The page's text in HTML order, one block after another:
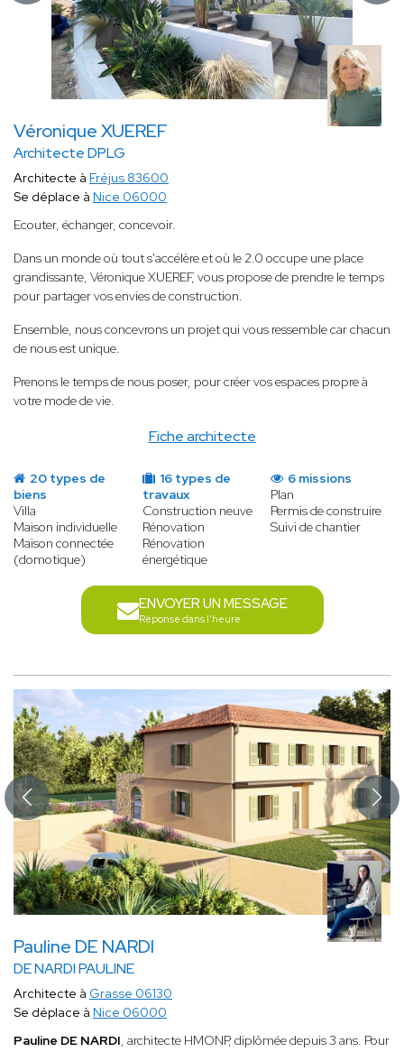
Véronique XUEREF
Architecte DPLG
Fiche architecte
Architecte à Fréjus 83600
Se déplace à Nice 06000
Ecouter, échanger, concevoir.
Dans un monde où tout s'accélère et où le 2.0 occupe une place
grandissante, Véronique XUEREF, vous propose de prendre le temps
pour partager vos envies de construction.
Ensemble, nous concevrons un projet qui vous ressemble car chacun
de nous est unique.
Prenons le temps de nous poser, pour créer vos espaces propre à
votre mode de vie.
20 types de
biens
Villa
Maison individuelle
Maison connectée
(domotique)
16 types de
travaux
Construction neuve
Rénovation
Rénovation
énergétique
6 missions
Plan
Permis de construire
Suivi de chantier
ENVOYER UN MESSAGE
Réponse dans l'heure
Pauline DE NARDI
DE NARDI PAULINE
Architecte à Grasse 06130
Se déplace à Nice 06000
Pauline DE NARDI, architecte HMONP, diplômée depuis 3 ans. Pour